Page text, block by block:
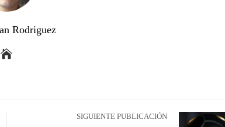
Rodriguez
SIGUIENTE PUBLICACIÓN